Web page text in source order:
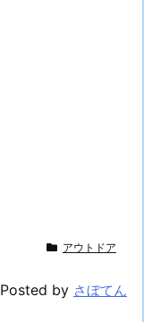
アウトドア
Posted by さぼてん